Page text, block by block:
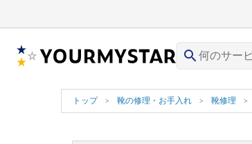
search
トップ 靴の修理・お手入れ 靴修理